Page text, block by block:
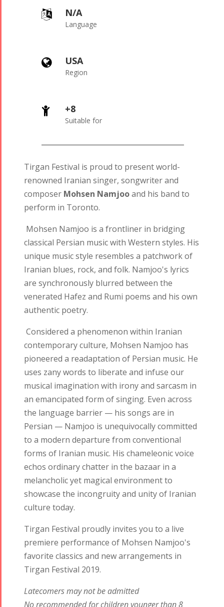
N/A
Language
USA
Region
+8
Suitable for
Tirgan Festival is proud to present world-
renowned Iranian singer, songwriter and
composer Mohsen Namjoo​ and his band to
perform in Toronto.
Mohsen Namjoo is a frontliner in bridging
classical Persian music with Western styles. His
unique music style resembles a patchwork of
Iranian blues, rock, and folk. Namjoo's lyrics
are synchronously blurred between the
venerated Hafez and Rumi poems and his own
authentic poetry.
Considered a phenomenon within Iranian
contemporary culture, Mohsen Namjoo has
pioneered a readaptation of Persian music. He
uses zany words to liberate and infuse our
musical imagination with irony and sarcasm in
an emancipated form of singing. Even across
the language barrier — his songs are in
Persian — Namjoo is unequivocally committed
to a modern departure from conventional
forms of Iranian music. His chameleonic voice
echos ordinary chatter in the bazaar in a
melancholic yet magical environment to
showcase the incongruity and unity of Iranian
culture today.
Tirgan Festival proudly invites you to a live
premiere performance of Mohsen Namjoo's
favorite classics and new arrangements in
Tirgan Festival 2019.
Latecomers may not be admitted
No recommended for children younger than 8